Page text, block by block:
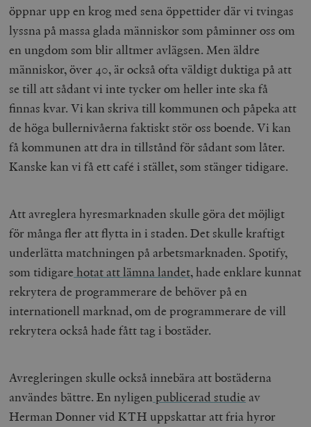
öppnar upp en krog med sena öppettider där vi tvingas
lyssna på massa glada människor som påminner oss om
en ungdom som blir alltmer avlägsen. Men äldre
människor, över 40, är också ofta väldigt duktiga på att
se till att sådant vi inte tycker om heller inte ska få
finnas kvar. Vi kan skriva till kommunen och påpeka att
de höga bullernivåerna faktiskt stör oss boende. Vi kan
få kommunen att dra in tillstånd för sådant som låter.
Kanske kan vi få ett café i stället, som stänger tidigare.
Att avreglera hyresmarknaden skulle göra det möjligt
för många fler att flytta in i staden. Det skulle kraftigt
underlätta matchningen på arbetsmarknaden. Spotify,
som tidigare hotat att lämna landet, hade enklare kunnat
rekrytera de programmerare de behöver på en
internationell marknad, om de programmerare de vill
rekrytera också hade fått tag i bostäder.
Avregleringen skulle också innebära att bostäderna
användes bättre. En nyligen publicerad studie av
Herman Donner vid KTH uppskattar att fria hyror